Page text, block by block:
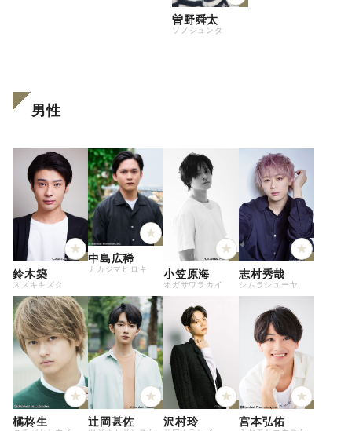
曽野舜太
ソノシュンタ
男性
鈴木築
スズキキズク
中島広稀
ナカジマヒロキ 小笠原海
オガサワラカイ
志村秀哉
シムラシューヤ
橘柊生 辻岡甚佐 沢村玲 宮本弘佑